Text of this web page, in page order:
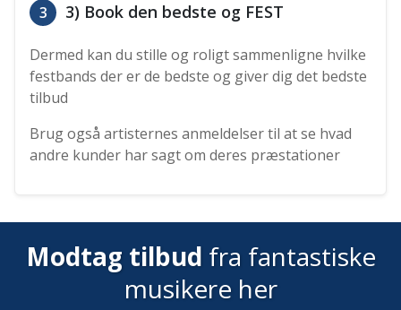
3 3) Book den bedste og FEST
Dermed kan du stille og roligt sammenligne hvilke
festbands der er de bedste og giver dig det bedste
tilbud
Brug også artisternes anmeldelser til at se hvad
andre kunder har sagt om deres præstationer
Modtag tilbud fra fantastiske
musikere her